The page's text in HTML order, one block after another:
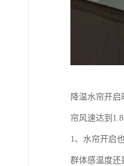
降温水帘开
帘风速达到
1、水帘开启
群体感温度还